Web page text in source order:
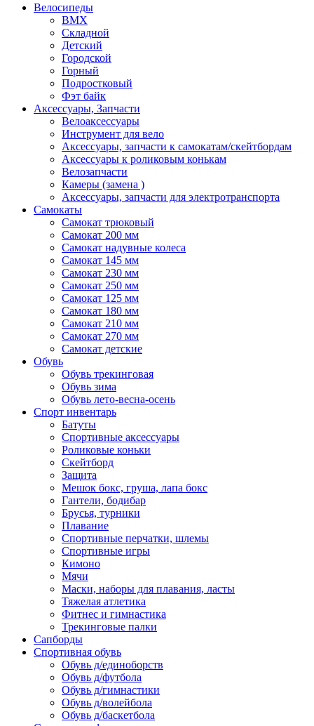
Велосипеды
BMX
Складной
Детский
Городской
Горный
Подростковый
Фэт байк
Аксессуары, Запчасти
Велоаксессуары
Инструмент для вело
Аксессуары, запчасти к самокатам/скейтбордам
Аксессуары к роликовым конькам
Велозапчасти
Камеры (замена )
Аксессуары, запчасти для электротранспорта
Самокаты
Самокат трюковый
Самокат 200 мм
Самокат надувные колеса
Самокат 145 мм
Самокат 230 мм
Самокат 250 мм
Самокат 125 мм
Самокат 180 мм
Самокат 210 мм
Самокат 270 мм
Самокат детские
Обувь
Обувь трекинговая
Обувь зима
Обувь лето-весна-осень
Спорт инвентарь
Батуты
Спортивные аксессуары
Роликовые коньки
Скейтборд
Защита
Мешок бокс, груша, лапа бокс
Гантели, бодибар
Брусья, турники
Плавание
Спортивные перчатки, шлемы
Спортивные игры
Кимоно
Мячи
Маски, наборы для плавания, ласты
Тяжелая атлетика
Фитнес и гимнастика
Трекинговые палки
Сапборды
Спортивная обувь
Обувь д/единоборств
Обувь д/футбола
Обувь д/гимнастики
Обувь д/волейбола
Обувь д/баскетбола